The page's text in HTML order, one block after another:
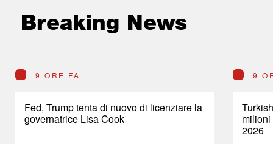
Breaking News
9 ORE FA
Fed, Trump tenta di nuovo di licenziare la
governatrice Lisa Cook
9
2026